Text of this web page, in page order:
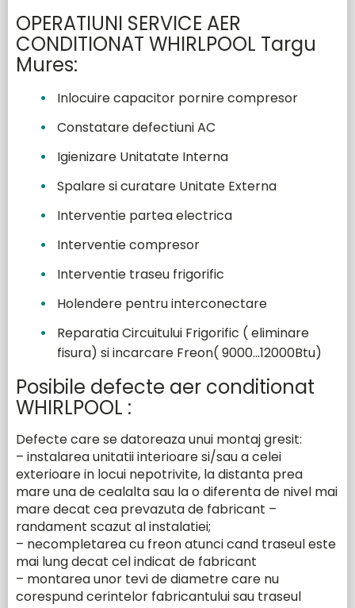
Solicita reparatie
Contact
OPERATIUNI SERVICE AER
CONDITIONAT WHIRLPOOL Targu
Mures:
Inlocuire capacitor pornire compresor
Constatare defectiuni AC
Igienizare Unitatate Interna
Spalare si curatare Unitate Externa
Interventie partea electrica
Interventie compresor
Interventie traseu frigorific
Holendere pentru interconectare
Reparatia Circuitului Frigorific ( eliminare
fisura) si incarcare Freon( 9000…12000Btu)
Posibile defecte aer conditionat
WHIRLPOOL :
Defecte care se datoreaza unui montaj gresit:
– instalarea unitatii interioare si/sau a celei
exterioare in locui nepotrivite, la distanta prea
mare una de cealalta sau la o diferenta de nivel mai
mare decat cea prevazuta de fabricant –
randament scazut al instalatiei;
– necompletarea cu freon atunci cand traseul este
mai lung decat cel indicat de fabricant
– montarea unor tevi de diametre care nu
corespund cerintelor fabricantului sau traseul